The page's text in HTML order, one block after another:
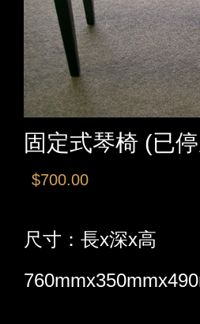
固定式琴椅 (已
$700.00
尺寸：長x深x高